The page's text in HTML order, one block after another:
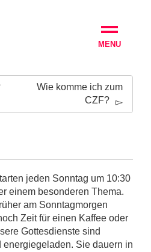
Wie komme ich zum
CZF?
jeden Sonntag um 10:30
einem besonderen Thema.
am Sonntagmorgen
Zeit für einen Kaffee oder
Gottesdienste sind
Sie dauern in
MENU